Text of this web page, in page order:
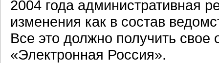
2004 года административная
изменения как в состав
Все это должно получить
«Электронная Россия».